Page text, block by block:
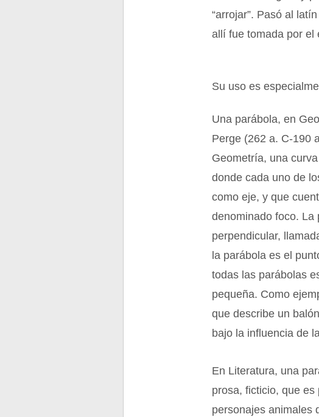
“arrojar”. Pasó al
allí fue tomada por el
Su uso es
Una parábola, en
Perge (262 a. C-190
Geometría, una
donde cada uno de
como eje, y que
denominado foco. La
perpendicular,
la parábola es el
todas las parábolas
pequeña. Como
que describe un
bajo la influencia de
En Literatura, una
prosa, ficticio, que
personajes animales